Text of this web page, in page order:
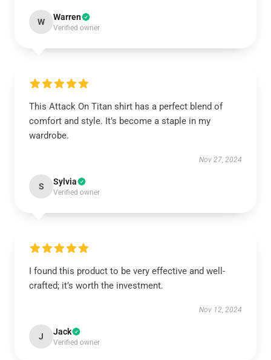
W Warren
Verified owner
This Attack On Titan shirt has a perfect blend of
comfort and style. It’s become a staple in my
wardrobe.
Nov 27, 2024
S Sylvia
Verified owner
I found this product to be very effective and well-
crafted; it’s worth the investment.
Nov 12, 2024
J Jack
Verified owner